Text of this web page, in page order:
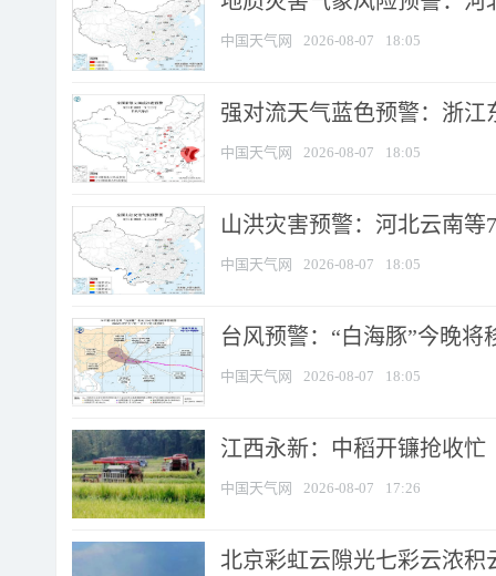
中国天气网 2026-08-07 18:05
强对流天气蓝色预警：浙江
中国天气网 2026-08-07 18:05
山洪灾害预警：河北云南
中国天气网 2026-08-07 18:05
台风预警：“白海豚”今晚将
中国天气网 2026-08-07 18:05
江西永新：中稻开镰抢收忙
中国天气网 2026-08-07 17:26
北京彩虹云隙光七彩云浓积